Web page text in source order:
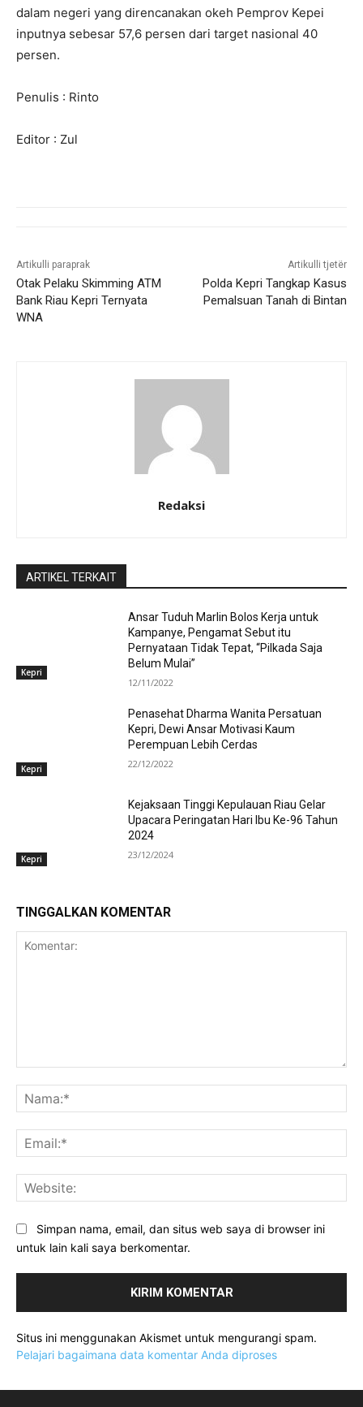
dalam negeri yang direncanakan okeh Pemprov Kepei
inputnya sebesar 57,6 persen dari target nasional 40
persen.
Penulis : Rinto
Editor : Zul
Artikulli paraprak
Otak Pelaku Skimming ATM
Bank Riau Kepri Ternyata
WNA
Artikulli tjetër
Polda Kepri Tangkap Kasus
Pemalsuan Tanah di Bintan
Redaksi
ARTIKEL TERKAIT
Kepri
Ansar Tuduh Marlin Bolos Kerja untuk
Kampanye, Pengamat Sebut itu
Pernyataan Tidak Tepat, “Pilkada Saja
Belum Mulai”
12/11/2022
Kepri
Penasehat Dharma Wanita Persatuan
Kepri, Dewi Ansar Motivasi Kaum
Perempuan Lebih Cerdas
22/12/2022
Kepri
Kejaksaan Tinggi Kepulauan Riau Gelar
Upacara Peringatan Hari Ibu Ke-96 Tahun
2024
23/12/2024
TINGGALKAN KOMENTAR
Simpan nama, email, dan situs web saya di browser ini
untuk lain kali saya berkomentar.
Situs ini menggunakan Akismet untuk mengurangi spam.
Pelajari bagaimana data komentar Anda diproses